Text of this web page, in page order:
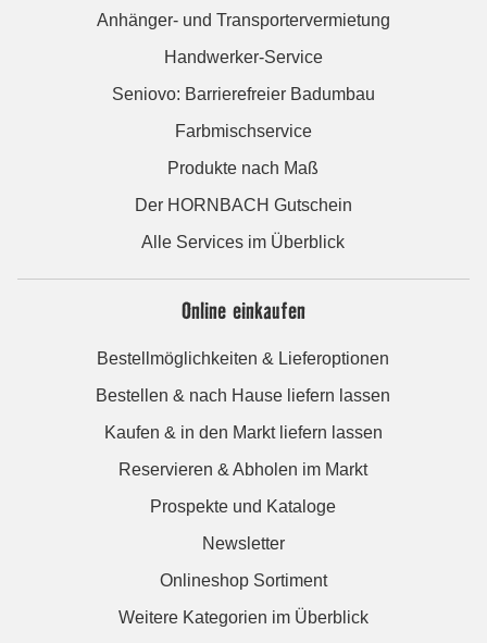
Anhänger- und Transportervermietung
Handwerker-Service
Seniovo: Barrierefreier Badumbau
Farbmischservice
Produkte nach Maß
Der HORNBACH Gutschein
Alle Services im Überblick
Online einkaufen
Bestellmöglichkeiten & Lieferoptionen
Bestellen & nach Hause liefern lassen
Kaufen & in den Markt liefern lassen
Reservieren & Abholen im Markt
Prospekte und Kataloge
Newsletter
Onlineshop Sortiment
Weitere Kategorien im Überblick